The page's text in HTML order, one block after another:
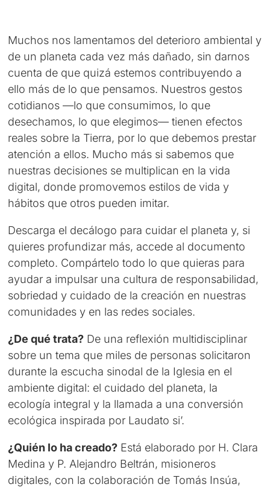
Muchos nos lamentamos del deterioro ambiental y
de un planeta cada vez más dañado, sin darnos
cuenta de que quizá estemos contribuyendo a
ello más de lo que pensamos. Nuestros gestos
cotidianos —lo que consumimos, lo que
desechamos, lo que elegimos— tienen efectos
reales sobre la Tierra, por lo que debemos prestar
atención a ellos. Mucho más si sabemos que
nuestras decisiones se multiplican en la vida
digital, donde promovemos estilos de vida y
hábitos que otros pueden imitar.
Descarga el decálogo para cuidar el planeta y, si
quieres profundizar más, accede al documento
completo. Compártelo todo lo que quieras para
ayudar a impulsar una cultura de responsabilidad,
sobriedad y cuidado de la creación en nuestras
comunidades y en las redes sociales.
¿De qué trata? De una reflexión multidisciplinar
sobre un tema que miles de personas solicitaron
durante la escucha sinodal de la Iglesia en el
ambiente digital: el cuidado del planeta, la
ecología integral y la llamada a una conversión
ecológica inspirada por Laudato si’.
¿Quién lo ha creado? Está elaborado por H. Clara
Medina y P. Alejandro Beltrán, misioneros
digitales, con la colaboración de Tomás Insúa,